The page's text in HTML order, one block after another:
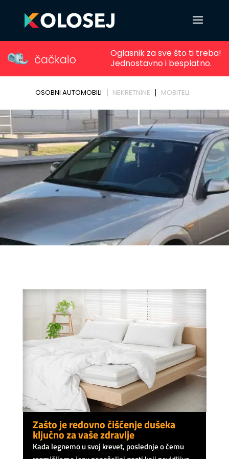
Zašto je redovno čišćenje dušeka
ključno za vaše zdravlje
Kada legnemo u svoj krevet, poslednje o čemu